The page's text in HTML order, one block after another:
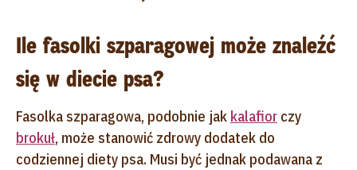
Ile fasolki szparagowej może znaleźć
się w diecie psa?
Fasolka szparagowa, podobnie jak kalafior czy
brokuł, może stanowić zdrowy dodatek do
codziennej diety psa. Musi być jednak podawana z